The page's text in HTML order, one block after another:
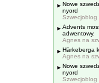
Nowe
nyord
Szwecjoblog
Advents
adwentowy.
Agnes na
Härkeberga
Agnes na
Nowe
nyord
Szwecjoblog